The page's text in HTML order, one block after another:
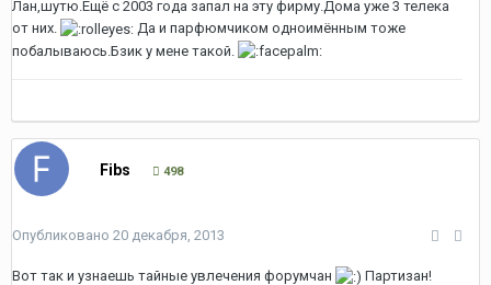
Лан,шутю.Ещё с 2003 года запал на эту фирму.Дома уже 3 телека
от них.
Да и парфюмчиком одноимённым тоже
побалываюсь.Бзик у мене такой.
Fibs 498
Опубликовано 20 декабря, 2013
Вот так и узнаешь тайные увлечения форумчан Партизан!